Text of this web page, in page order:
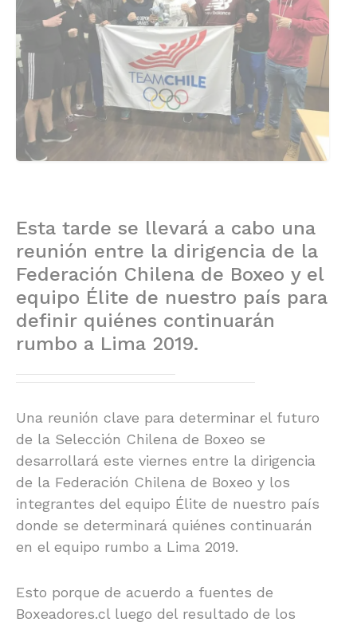
Esta tarde se llevará a cabo una
reunión entre la dirigencia de la
Federación Chilena de Boxeo y el
equipo Élite de nuestro país para
definir quiénes continuarán
rumbo a Lima 2019.
Una reunión clave para determinar el futuro
de la Selección Chilena de Boxeo se
desarrollará este viernes entre la dirigencia
de la Federación Chilena de Boxeo y los
integrantes del equipo Élite de nuestro país
donde se determinará quiénes continuarán
en el equipo rumbo a Lima 2019.
Esto porque de acuerdo a fuentes de
Boxeadores.cl luego del resultado de los